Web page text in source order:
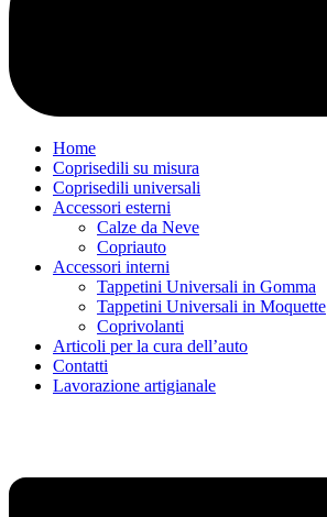
Home
Coprisedili su misura
Coprisedili universali
Accessori esterni
Calze da Neve
Copriauto
Accessori interni
Tappetini Universali in Gomma
Tappetini Universali in Moquette
Coprivolanti
Articoli per la cura dell’auto
Contatti
Lavorazione artigianale